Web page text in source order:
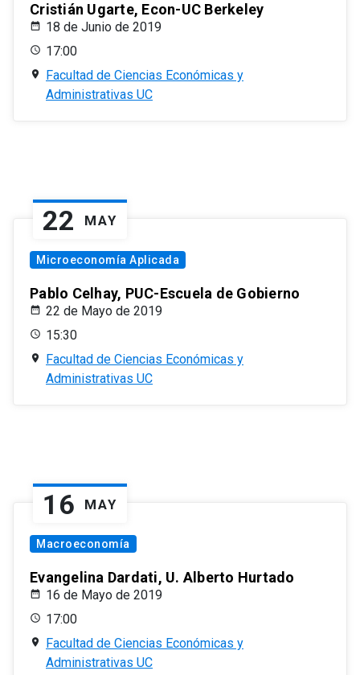
Cristián Ugarte, Econ-UC Berkeley
18 de Junio de 2019
17:00
Facultad de Ciencias Económicas y
Administrativas UC
22 MAY
Microeconomía Aplicada
Pablo Celhay, PUC-Escuela de Gobierno
22 de Mayo de 2019
15:30
Facultad de Ciencias Económicas y
Administrativas UC
16 MAY
Macroeconomía
Evangelina Dardati, U. Alberto Hurtado
16 de Mayo de 2019
17:00
Facultad de Ciencias Económicas y
Administrativas UC